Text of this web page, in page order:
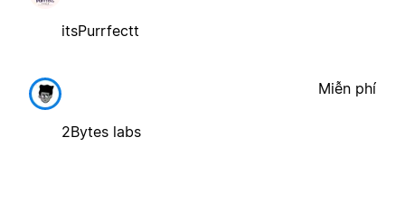
itsPurrfectt
2Bytes labs
Miễn phí